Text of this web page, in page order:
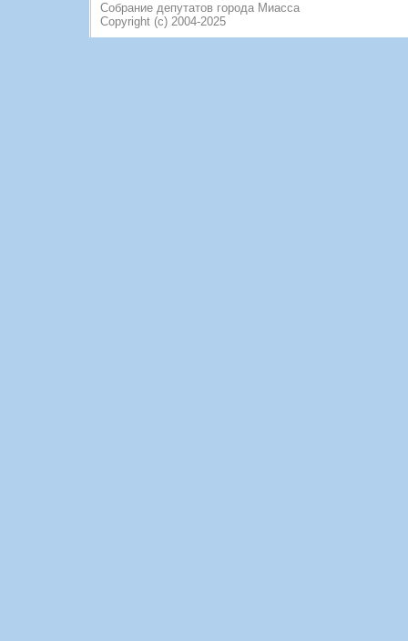
Собрание депутатов города Миасса
Copyright (c) 2004-2025